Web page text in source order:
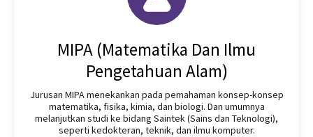
MIPA (Matematika Dan Ilmu
Pengetahuan Alam)
Jurusan MIPA menekankan pada pemahaman konsep-konsep
matematika, fisika, kimia, dan biologi. Dan umumnya
melanjutkan studi ke bidang Saintek (Sains dan Teknologi),
seperti kedokteran, teknik, dan ilmu komputer.